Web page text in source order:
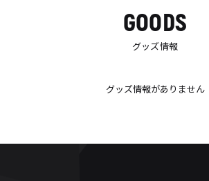
GOODS
グッズ情報
グッズ情報がありません